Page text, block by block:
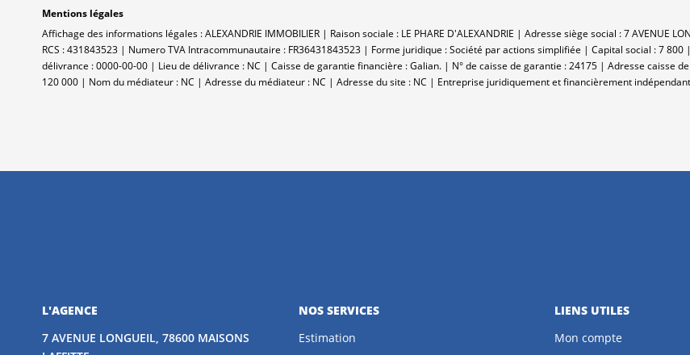
Mentions légales
Affichage des informations légales : ALEXANDRIE IMMOBILIER | Raison sociale : LE PHARE D'ALEXANDRIE | Adresse siège social : 7 AVENUE
RCS : 431843523 | Numero TVA Intracommunautaire : FR36431843523 | Forme juridique : Société par actions simplifiée | Capital social : 7 800
délivrance : 0000-00-00 | Lieu de délivrance : NC | Caisse de garantie financière : Galian. | N° de caisse de garantie : 24175 | Adresse caisse
120 000 | Nom du médiateur : NC | Adresse du médiateur : NC | Adresse du site : NC | Entreprise juridiquement et financièrement
L'AGENCE
7 AVENUE LONGUEIL, 78600 MAISONS
NOS SERVICES
Estimation
LIENS UTILES
Mon compte